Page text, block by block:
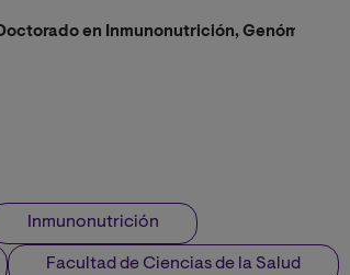
en Inmunonutrición, Genómica
Inmunonutrición
Facultad de Ciencias de la Salud